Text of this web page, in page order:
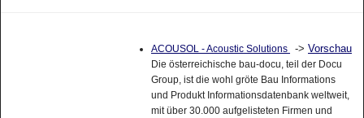
ACOUSOL - Acoustic Solutions -> Vorschau
Die österreichische bau-docu, teil der Docu
Group, ist die wohl gröte Bau Informations
und Produkt Informationsdatenbank weltweit,
mit über 30.000 aufgelisteten Firmen und